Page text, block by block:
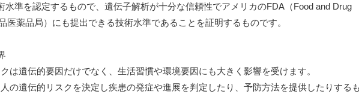
水準を認定するもので、遺伝子解析が十分な信頼性でアメリカのFDA（Food and Drug
医薬品局）にも提出できる技術水準であることを証明するものです。
は遺伝的要因だけでなく、生活習慣や環境要因にも大きく影響を受けます。
の遺伝的リスクを決定し疾患の発症や進展を判定したり、予防方法を提供したりするも